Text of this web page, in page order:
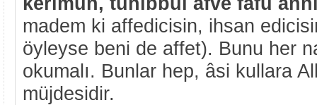
madem ki affedicisin, ihsan
öyleyse beni de affet). Bunu her
okumalı. Bunlar hep, âsi kullara
müjdesidir.